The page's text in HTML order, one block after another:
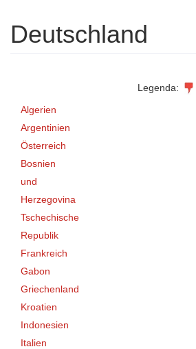
Legenda:
Deutschland
Algerien
Argentinien
Österreich
Bosnien
und
Herzegovina
Tschechische
Republik
Frankreich
Gabon
Griechenland
Kroatien
Indonesien
Italien